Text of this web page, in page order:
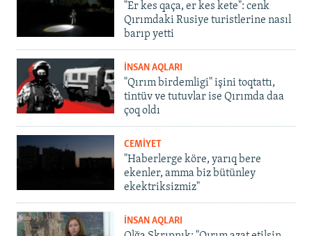
"Er kes qaça, er kes kete": cenk
Qırımdaki Rusiye turistlerine nasıl
barıp yetti
İNSAN AQLARI
"Qırım birdemligi" işini toqtattı,
tintüv ve tutuvlar ise Qırımda daa
çoq oldı
CEMİYET
"Haberlerge köre, yarıq bere
ekenler, amma biz bütünley
ekektriksizmiz"
İNSAN AQLARI